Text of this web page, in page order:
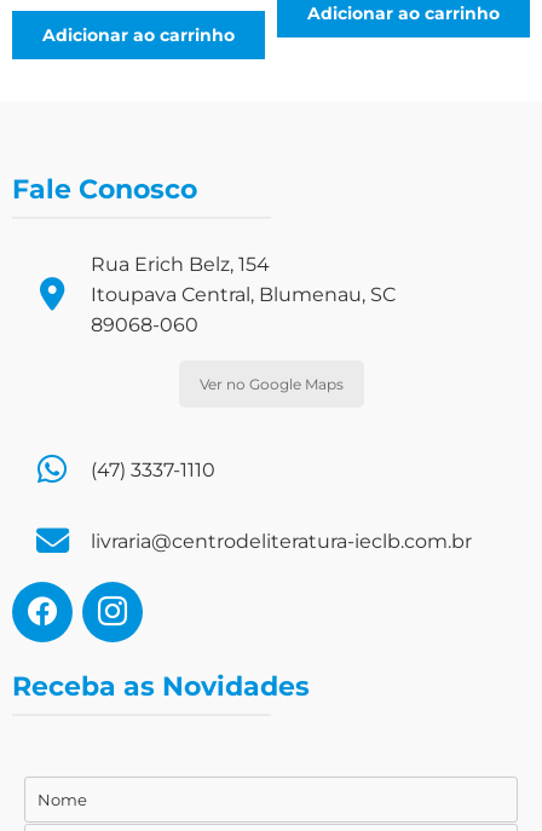
Adicionar ao carrinho
Adicionar ao carrinho
Fale Conosco
Rua Erich Belz, 154
Itoupava Central, Blumenau, SC
89068-060
Ver no Google Maps
(47) 3337-1110
livraria@centrodeliteratura-ieclb.com.br
Receba as Novidades
Nome
Nome